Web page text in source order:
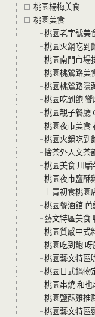
桃園楊梅美食
桃園美食
桃園老字號美
桃園火鍋吃到
桃園南門市場
桃園桃鶯路美
桃園桃鶯路隱
桃園吃到飽
桃園親子餐廳
桃園夜市美食
桃園火鍋吃到
捨茶外人文茶
桃園美食 川
桃園夜市鹽酥
丄青初食桃
桃園餐酒館
藝文特區美食
桃園質感中式
桃園吃到飽
桃園藝文特區
桃園日式鍋物
桃園串燒 和
桃園鹽酥雞推
桃園藝文特區